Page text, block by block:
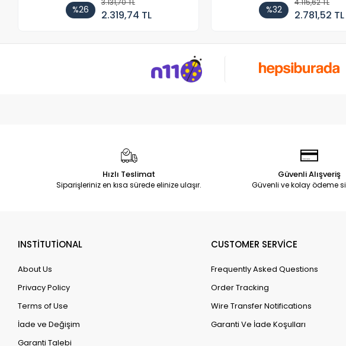
%26
3.131,70 TL
2.319,74 TL %32
4.115,62 TL
2.781,52 TL
Hızlı Teslimat
Siparişleriniz en kısa sürede elinize ulaşır.
Güvenli Alışveriş
Güvenli ve kolay ödeme
INSTİTUTİONAL
About Us
Privacy Policy
Terms of Use
İade ve Değişim
Garanti Talebi
CUSTOMER SERVİCE
Frequently Asked Questions
Order Tracking
Wire Transfer Notifications
Garanti Ve İade Koşulları